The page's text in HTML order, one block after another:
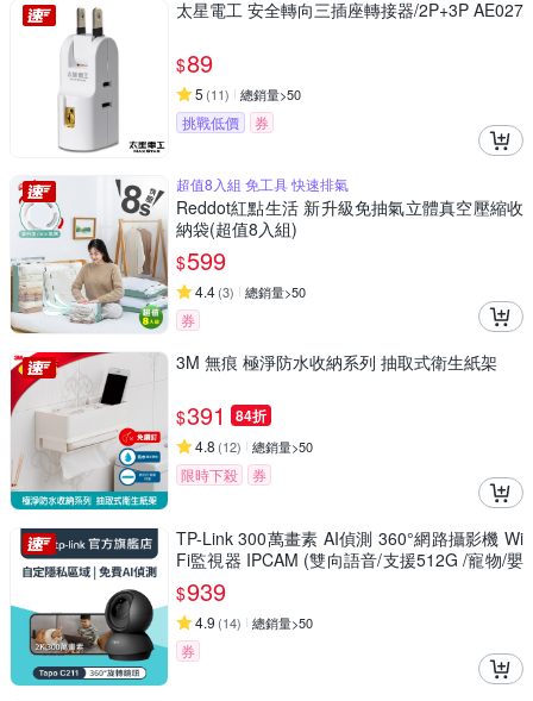
太星電工 安全轉向三插座轉接器/2P+3P AE027
$89
5 (11) 總銷量>50
挑戰低價 券
超值8入組 免工具 快速排氣
Reddot紅點生活 新升級免抽氣立體真空壓縮收
納袋(超值8入組)
$599
4.4(3) 總銷量>50
券
3M 無痕 極淨防水收納系列 抽取式衛生紙架
$391 84折
4.8 (12) 總銷量>50
限時下殺 券
TP-Link 300萬畫素 AI偵測 360°網路攝影機 Wi
Fi監視器 IPCAM (雙向語音/支援512G /寵物/嬰
兒/長輩/Tapo C211）
$939
4.9 (14) 總銷量>50
券